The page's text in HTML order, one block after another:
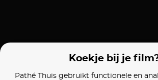
Koekje bij je
Pathé Thuis gebruikt functionele en